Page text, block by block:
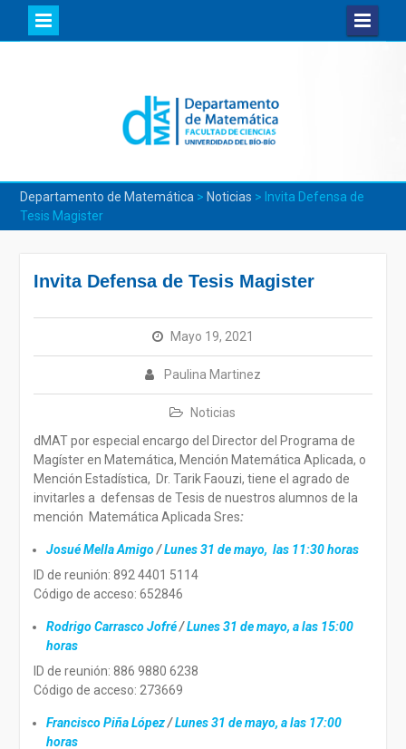
Departamento de Matemática > Noticias > Invita Defensa de
Tesis Magister
Invita Defensa de Tesis Magister
Mayo 19, 2021
Paulina Martinez
Noticias
dMAT por especial encargo del Director del Programa de
Magíster en Matemática, Mención Matemática Aplicada, o
Mención Estadística, Dr. Tarik Faouzi, tiene el agrado de
invitarles a defensas de Tesis de nuestros alumnos de la
mención Matemática Aplicada Sres:
Josué Mella Amigo/Lunes 31 de mayo, las 11:30 horas
ID de reunión: 892 4401 5114
Código de acceso: 652846
Rodrigo Carrasco Jofré/Lunes 31 de mayo, a las 15:00
horas
ID de reunión: 886 9880 6238
Código de acceso: 273669
Francisco Piña López/Lunes 31 de mayo, a las 17:00
horas